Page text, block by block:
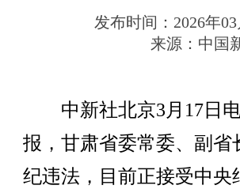
发布时间： 2026年
来源： 中国
中新社北京3月17日电
报，甘肃省委常委、副省
纪违法，目前正接受中央